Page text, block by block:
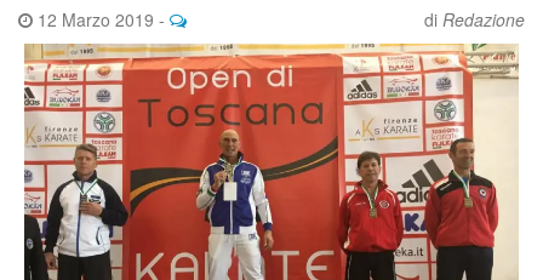
12 Marzo 2019 - di Redazione